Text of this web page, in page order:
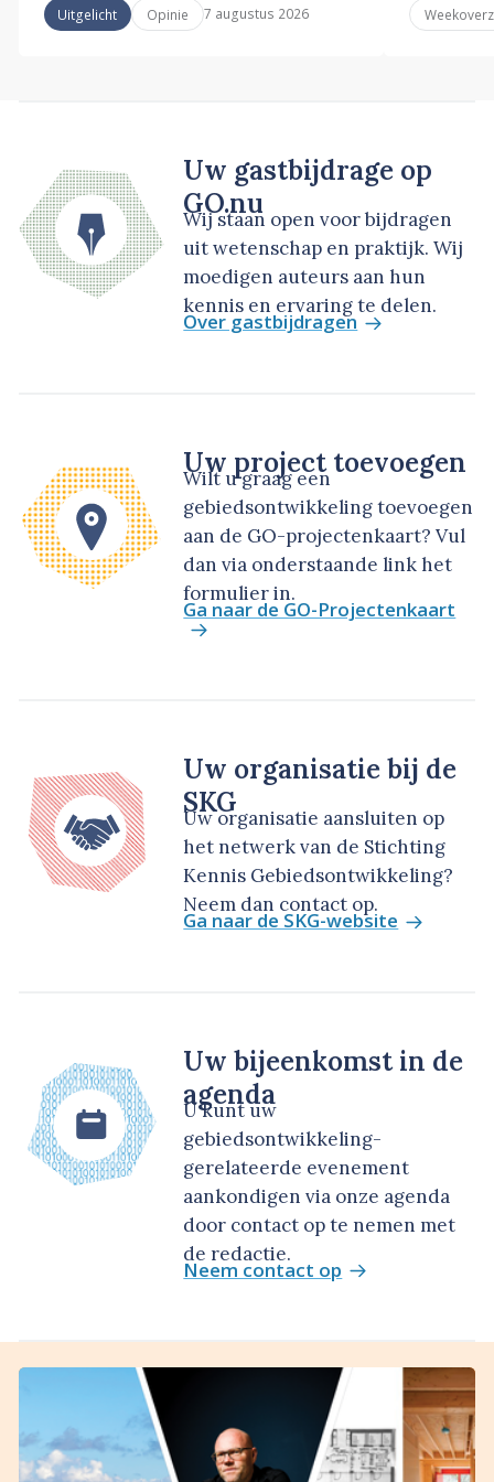
Uitgelicht Opinie 7 augustus 2026
Uw gastbijdrage op
GO.nu
Wij staan open voor bijdragen
uit wetenschap en praktijk. Wij
moedigen auteurs aan hun
kennis en ervaring te delen.
Over gastbijdragen
Uw project toevoegen
Wilt u graag een
gebiedsontwikkeling toevoegen
aan de GO-projectenkaart? Vul
dan via onderstaande link het
formulier in.
Ga naar de GO-Projectenkaart
Uw organisatie bij de
SKG
Uw organisatie aansluiten op
het netwerk van de Stichting
Kennis Gebiedsontwikkeling?
Neem dan contact op.
Ga naar de SKG-website
Uw bijeenkomst in de
agenda
U kunt uw
gebiedsontwikkeling-
gerelateerde evenement
aankondigen via onze agenda
door contact op te nemen met
de redactie.
Neem contact op